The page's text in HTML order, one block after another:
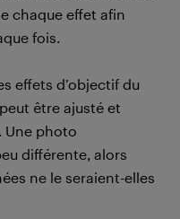
chaque effet afin
fois.
effets d’objectif du
être ajusté et
Une photo
différente, alors
ne le seraient-elles